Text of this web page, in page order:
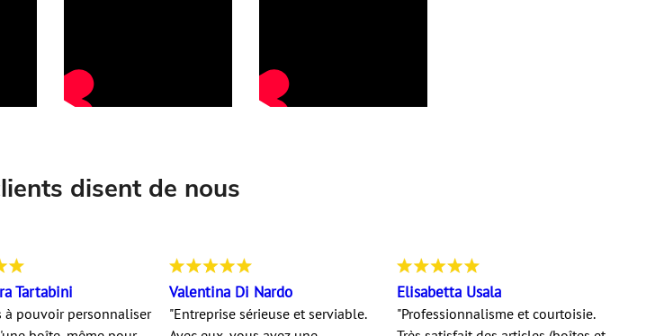
disent de nous
Tartabini
à pouvoir personnaliser
Valentina Di Nardo
"Entreprise sérieuse et serviable.
Elisabetta Usala
"Professionnalisme et courtoisie.